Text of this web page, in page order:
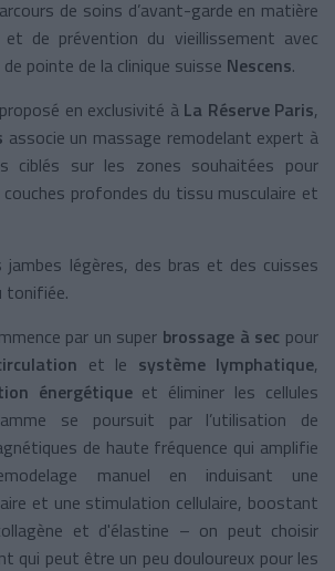
de soins d’avant-garde en matière
et de prévention du vieillissement avec
pointe de la clinique suisse Nescens.
proposé en exclusivité àLa Réserve Paris,
associe un massage remodelant expert à
ciblés sur les zones souhaitées pour
profondes du tissu musculaire et
jambes légères, des bras et des cuisses
tonifiée.
par un super brossage à sec pour
et le système lymphatique,
énergétiqueet éliminer les cellules
se poursuit par l’utilisation de
de haute fréquence qui amplifie
manuel en induisant une
et une stimulation cellulaire, boostant
et d'élastine – on peut choisir
qui peut être un peu douloureux pour les